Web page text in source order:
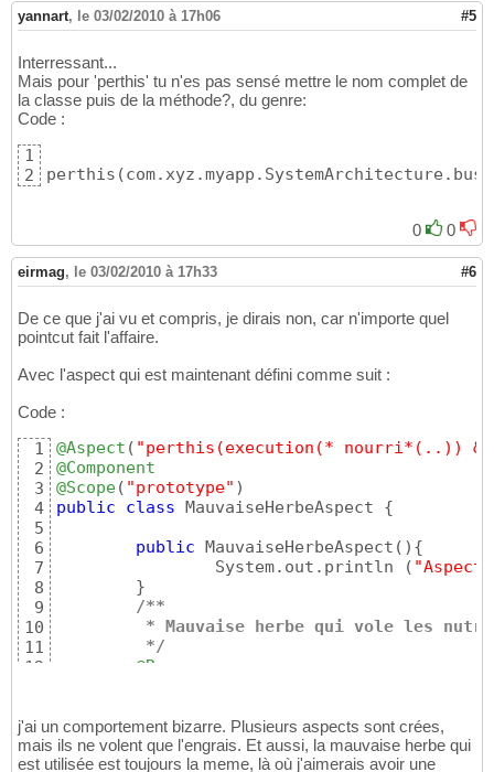
20
21
22
23
24
25
27
28
32
33
35
36
38
40
41
42
43
44
45
46
47
/**
* Advice associÃ© Ã* l'Ã©xÃ©cution
* bean avec le suffixe "Malade".
*
*
joinPoint
* @throws InvocationTargetException
mauvaiseHerbeAdvice (
throws
		IPlante plante =
(IPlante
		Method method =
( (
+
// Ce qu'allais recevoir la
		method.invoke
(
yannart, le 03/02/2010 à 17h06 #5
Interressant...
Mais pour 'perthis' tu n'es pas sensé mettre le nom complet de
la classe puis de la méthode?, du genre:
Code :
1
2
perthis (
0 0
eirmag, le 03/02/2010 à 17h33 #6
De ce que j'ai vu et compris, je dirais non, car n'importe quel
pointcut fait l'affaire.
Avec l'aspect qui est maintenant défini comme suit :
Code :
1
2
3
4
5
6
7
8
9
10
11
12
15
16
17
@Aspect ( "perthis(execution(* nourri*(..)) &&
@Component
@Scope( "prototype" )
public
class MauvaiseHerbeAspect {
public MauvaiseHerbeAspect ( ) {
		System.out.println
(
}
/**
* Mauvaise herbe qui vole les
*/
@Resource
@Pointcut ("execution(* nourri*(..))"
public void nourriPlante() {}
j'ai un comportement bizarre. Plusieurs aspects sont crées,
mais ils ne volent que l'engrais. Et aussi, la mauvaise herbe qui
est utilisée est toujours la meme, là où j'aimerais avoir une